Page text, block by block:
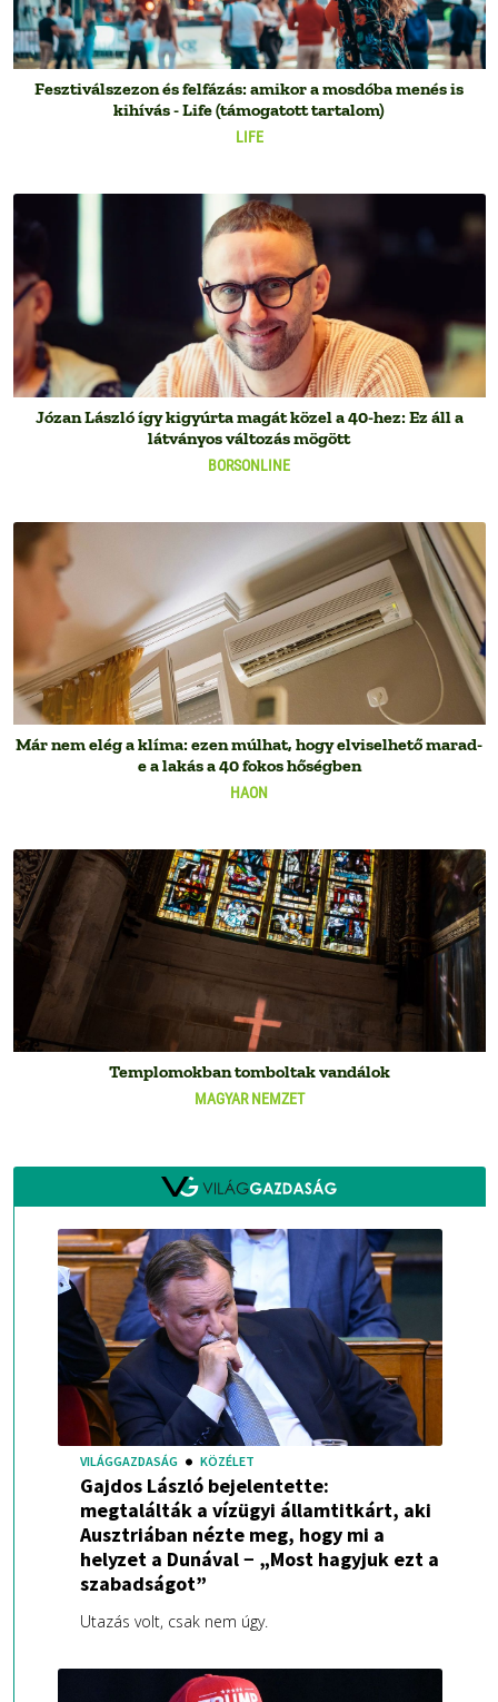
LIFE
Fesztiválszezon és felfázás: amikor a mosdóba menés is
kihívás - Life (támogatott tartalom)
BORSONLINE
Józan László így kigyúrta magát közel a 40-hez: Ez áll a
látványos változás mögött
HAON
Már nem elég a klíma: ezen múlhat, hogy elviselhető marad-
e a lakás a 40 fokos hőségben
MAGYAR NEMZET
Templomokban tomboltak vandálok
VILÁGGAZDASÁG KÖZÉLET
Gajdos László bejelentette:
megtalálták a vízügyi államtitkárt, aki
Ausztriában nézte meg, hogy mi a
helyzet a Dunával − „Most hagyjuk ezt a
szabadságot”
Utazás volt, csak nem úgy.